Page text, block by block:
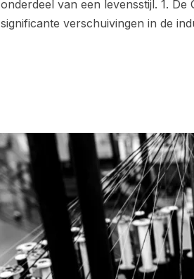
onderdeel van een levensstijl. 1.
significante verschuivingen in de